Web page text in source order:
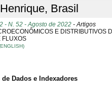
Brasil
- N. 52 - Agosto de 2022 - Artigos
E DISTRIBUTIVOS
FLUXOS
Dados e Indexadores